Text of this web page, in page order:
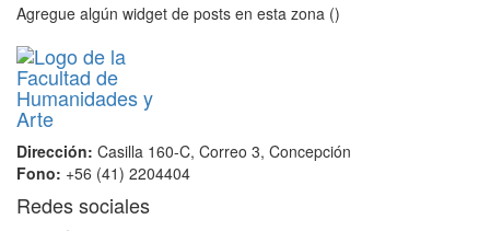
Agregue algún widget de posts en esta zona ()
Dirección: Casilla 160-C, Correo 3, Concepción
Fono: +56 (41) 2204404
Redes sociales